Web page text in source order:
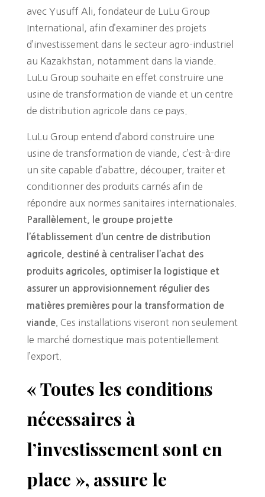
avec Yusuff Ali, fondateur de LuLu Group
International, afin d’examiner des projets
d’investissement dans le secteur agro-industriel
au Kazakhstan, notamment dans la viande.
LuLu Group souhaite en effet construire une
usine de transformation de viande et un centre
de distribution agricole dans ce pays.
LuLu Group entend d’abord construire une
usine de transformation de viande, c’est-à-dire
un site capable d’abattre, découper, traiter et
conditionner des produits carnés afin de
répondre aux normes sanitaires internationales.
Parallèlement, le groupe projette
l’établissement d’un centre de distribution
agricole, destiné à centraliser l’achat des
produits agricoles, optimiser la logistique et
assurer un approvisionnement régulier des
matières premières pour la transformation de
viande. Ces installations viseront non seulement
le marché domestique mais potentiellement
l’export.
« Toutes les conditions
nécessaires à
l’investissement sont en
place », assure le